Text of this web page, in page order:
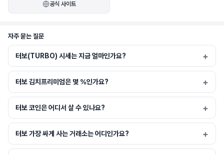
공식 사이트
자주 묻는 질문
터보(TURBO) 시세는 지금 얼마인가요?
터보 김치프리미엄은 몇 %인가요?
터보 코인은 어디서 살 수 있나요?
터보 가장 싸게 사는 거래소는 어디인가요?